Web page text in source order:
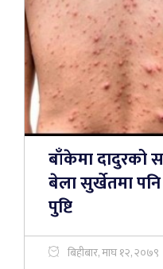
बाँकेमा दादुरको
बेला सुर्खेतमा
पुष्टि
बिहीबार, माघ १२, २०७९